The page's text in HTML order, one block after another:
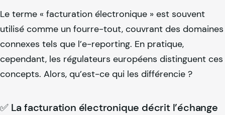
Le terme « facturation électronique » est souvent
utilisé comme un fourre-tout, couvrant des domaines
connexes tels que l’e-reporting. En pratique,
cependant, les régulateurs européens distinguent ces
concepts. Alors, qu’est-ce qui les différencie ?
✅ La facturation électronique décrit l’échange